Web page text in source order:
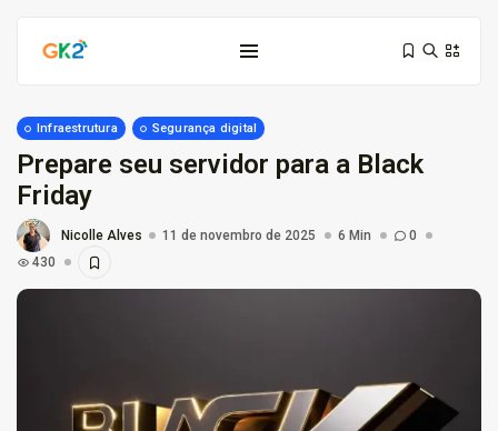
Domínio .co ou .me: qual...
Infraestrutura Segurança digital
Prepare seu servidor para a Black
Friday
Nicolle Alves 11 de novembro de 2025 6 Min
0
430